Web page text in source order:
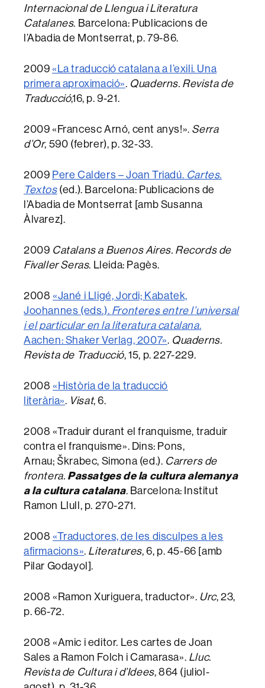
Internacional de Llengua i Literatura
Catalanes. Barcelona: Publicacions de
l’Abadia de Montserrat, p. 79-86.
2009 «La traducció catalana a l’exili. Una
primera aproximació». Quaderns. Revista de
Traducció,16, p. 9-21.
2009 «Francesc Arnó, cent anys!». Serra
d’Or, 590 (febrer), p. 32-33.
2009 Pere Calders – Joan Triadú. Cartes.
Textos(ed.). Barcelona: Publicacions de
l’Abadia de Montserrat [amb Susanna
Àlvarez].
2009 Catalans a Buenos Aires. Records de
Fivaller Seras. Lleida: Pagès.
2008 «Jané i Lligé, Jordi; Kabatek,
Joohannes (eds.). Fronteres entre l’universal
i el particular en la literatura catalana.
Aachen: Shaker Verlag, 2007». Quaderns.
Revista de Traducció, 15, p. 227-229.
2008 «Història de la traducció
literària». Visat, 6.
2008 «Traduir durant el franquisme, traduir
contra el franquisme». Dins: Pons,
Arnau; Škrabec, Simona (ed.). Carrers de
frontera. Passatges de la cultura alemanya
a la cultura catalana. Barcelona: Institut
Ramon Llull, p. 270-271.
2008 «Traductores, de les disculpes a les
afirmacions». Literatures, 6, p. 45-66 [amb
Pilar Godayol].
2008 «Ramon Xuriguera, traductor». Urc, 23,
p. 66-72.
2008 «Amic i editor. Les cartes de Joan
Sales a Ramon Folch i Camarasa». Lluc.
Revista de Cultura i d’Idees, 864 (juliol-